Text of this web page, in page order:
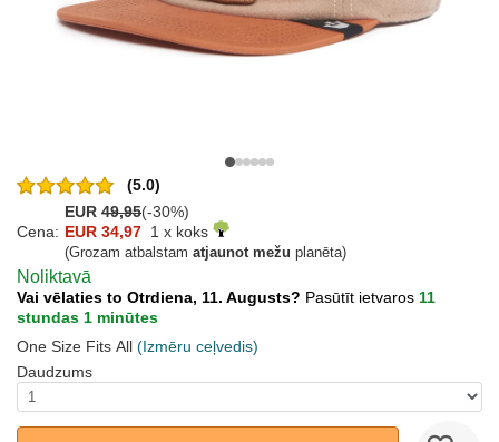
(5.0)
EUR 49,95(-30%)
Cena: EUR 34,97 1 x koks
(Grozam atbalstam atjaunot mežu planēta)
Noliktavā
Vai vēlaties to Otrdiena, 11. Augusts? Pasūtīt ietvaros 11
stundas 1 minūtes
One Size Fits All (Izmēru ceļvedis)
Daudzums